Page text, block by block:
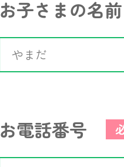
お子さまの名前
お電話番号